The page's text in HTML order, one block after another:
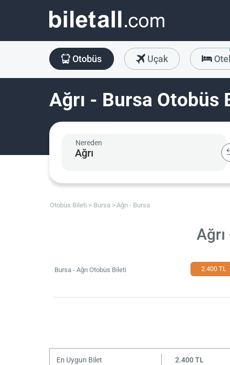
Otobüs Uçak
Ağrı - Bursa Otobüs
Nereden
Otobüs Bileti Bursa Ağrı - Bursa
Bursa - Ağrı Otobüs Bileti 2.400 TL
En Uygun Bilet 2.400 TL